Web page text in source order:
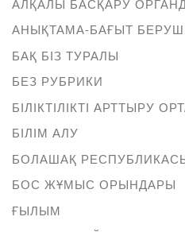
АЛҚАЛЫ БАСҚАРУ
АНЫҚТАМА-БАҒЫТ
БАҚ БІЗ ТУРАЛЫ
БЕЗ РУБРИКИ
БІЛІКТІЛІКТІ АРТТЫРУ
БІЛІМ АЛУ
БОЛАШАҚ
БОС ЖҰМЫС ОРЫНДАРЫ
ҒЫЛЫМ